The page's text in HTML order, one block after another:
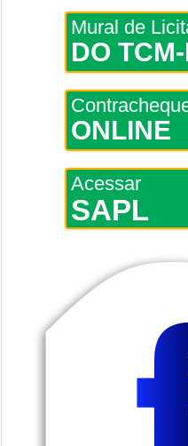
Mural de
DO
ONLINE
Acessar
SAPL